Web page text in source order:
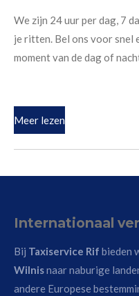
We zijn 24 uur per dag, 7
je ritten. Bel ons voor snel
moment van de dag of
Meer lezen
Internationaal
Bij Taxiservice Rif bieden
Wilnisnaar naburige
andere Europese